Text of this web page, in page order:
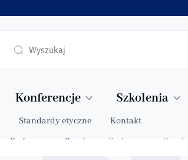
Konferencje Szkolenia
Standardy etyczne
Kontakt